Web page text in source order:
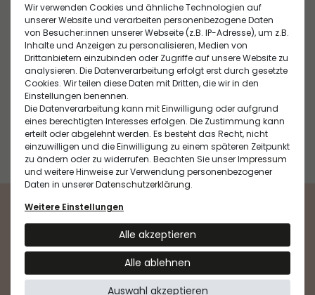
EU Verantwortlicher
NATURE.COS S.A.R.L.
26300 Bourg de Péage, Frankreich 220 Allée du
Royans ,
Hersteller
NATURE.COS S.A.R.L.
220 Allée du Royans , 26300 Bourg de Péage,
Frankreich
service-clients@naturecos.org
Verwandte Produkte
Wird oft zusammen gekauft
Offizieller Herstellershop
direkt & sicher einkaufen
Wir verwenden Cookies und ähnliche Technologien auf
unserer Website und verarbeiten personenbezogene Daten
von Besucher:innen unserer Webseite (z.B. IP-Adresse), um z.B.
Inhalte und Anzeigen zu personalisieren, Medien von
Drittanbietern einzubinden oder Zugriffe auf unsere Website zu
analysieren. Die Datenverarbeitung erfolgt erst durch gesetzte
Cookies. Wir teilen diese Daten mit Dritten, die wir in den
Einstellungen benennen.
Die Datenverarbeitung kann mit Einwilligung oder aufgrund
eines berechtigten Interesses erfolgen. Die Zustimmung kann
erteilt oder abgelehnt werden. Es besteht das Recht, nicht
einzuwilligen und die Einwilligung zu einem späteren Zeitpunkt
zu ändern oder zu widerrufen. Beachten Sie unserImpressum
und weitere Hinweise zur Verwendung personenbezogener
Daten in unsererDaten­schutz­erklärung.
Weitere Einstellungen
Alle akzeptieren
Alle ablehnen
Auswahl akzeptieren